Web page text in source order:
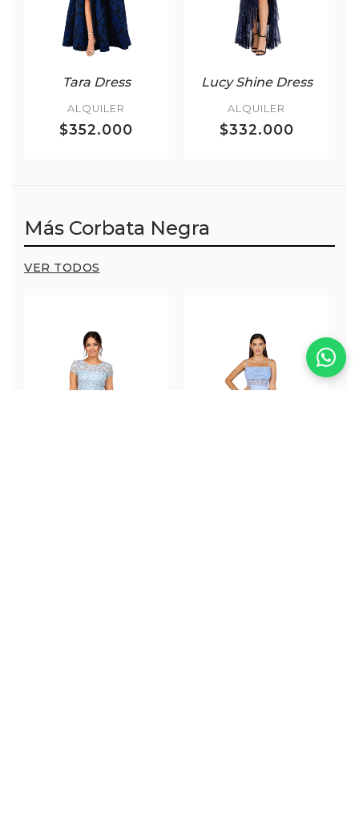
Tara Dress
ALQUILER
$352.000
Lucy Shine Dress
ALQUILER
$332.000
Más Corbata Negra
VER TODOS